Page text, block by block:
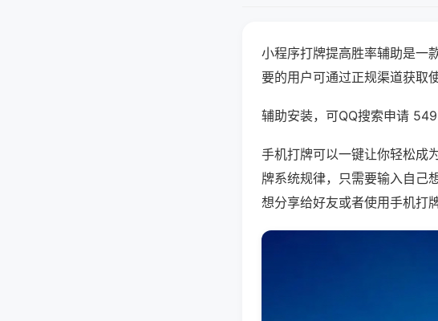
小程序打牌提高胜率辅助是一
要的用户可通过正规渠道获取使
辅助安装，可QQ搜索申请
手机打牌可以一键让你轻松成
牌系统规律，只需要输入自己
想分享给好友或者使用手机打